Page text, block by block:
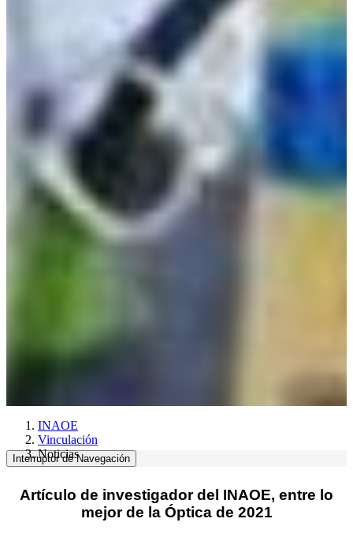
INAOE
Vinculación
Noticias
Interruptor de Navegación
Artículo de investigador del INAOE, entre lo
mejor de la Óptica de 2021